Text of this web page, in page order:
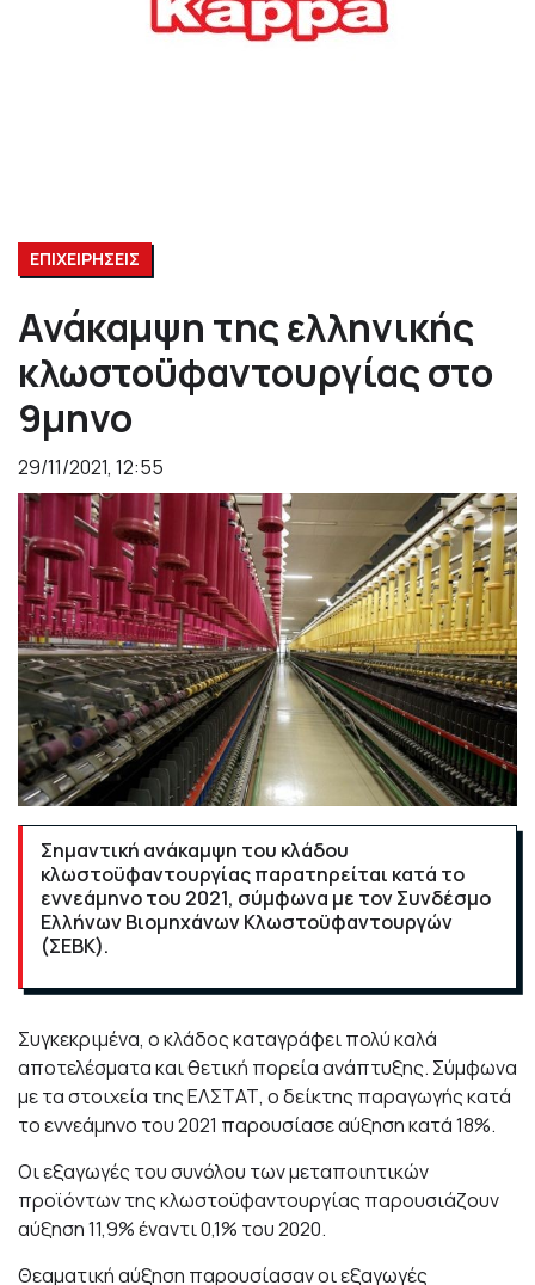
ΕΠΙΧΕΙΡΗΣΕΙΣ
Ανάκαμψη της ελληνικής
κλωστοϋφαντουργίας στο
9μηνο
29/11/2021, 12:55
Σημαντική ανάκαμψη του κλάδου
κλωστοϋφαντουργίας παρατηρείται κατά το
εννεάμηνο του 2021, σύμφωνα με τον Συνδέσμο
Ελλήνων Βιομηχάνων Κλωστοϋφαντουργών
(ΣΕΒΚ).
Συγκεκριμένα, ο κλάδος καταγράφει πολύ καλά
αποτελέσματα και θετική πορεία ανάπτυξης. Σύμφωνα
με τα στοιχεία της ΕΛΣΤΑΤ, ο δείκτης παραγωγής κατά
το εννεάμηνο του 2021 παρουσίασε αύξηση κατά 18%.
Οι εξαγωγές του συνόλου των μεταποιητικών
προϊόντων της κλωστοϋφαντουργίας παρουσιάζουν
αύξηση 11,9% έναντι 0,1% του 2020.
Θεαματική αύξηση παρουσίασαν οι εξαγωγές